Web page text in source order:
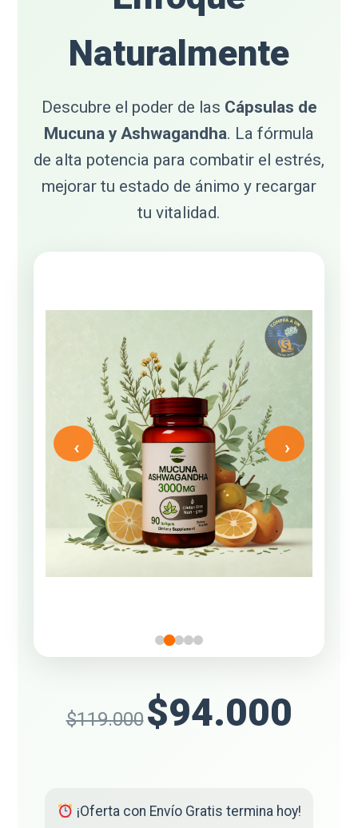
Naturalmente
Descubre el poder de las Cápsulas de
Mucuna y Ashwagandha. La fórmula
de alta potencia para combatir el estrés,
mejorar tu estado de ánimo y recargar
tu vitalidad.
‹ ›
$119.000$94.000
¡Oferta con Envío Gratis termina hoy!